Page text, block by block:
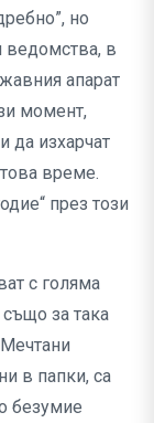
но
ведомства, в
апарат
момент,
да изхарчат
време.
през този
с голяма
за така
в папки, са
безумие